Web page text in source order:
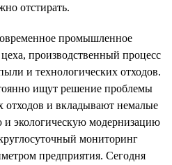
отстирать.
промышленное
производственный процесс
и технологических отходов.
ищут решение проблемы
отходов и вкладывают немалые
и экологическую модернизацию
мониторинг
предприятия. Сегодня